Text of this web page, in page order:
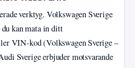
verktyg. Volkswagen Sverige
kan mata in ditt
VIN-kod (Volkswagen Sverige –
Sverige erbjuder motsvarande